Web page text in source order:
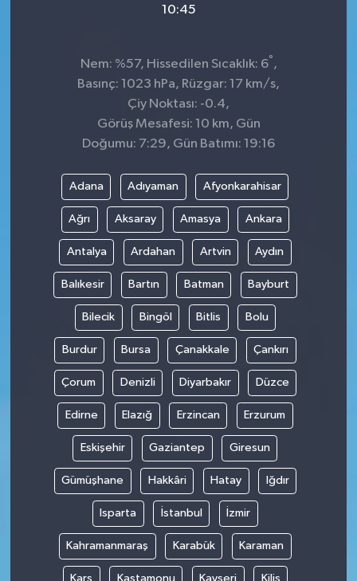
10:45
Nem: %57, Hissedilen Sıcaklık: 6° ,
Basınç: 1023 hPa, Rüzgar: 17 km/s,
Çiy Noktası: -0.4,
Görüş Mesafesi: 10 km, Gün
Doğumu: 7:29, Gün Batımı: 19:16
Adana Adıyaman Afyonkarahisar
Ağrı Aksaray Amasya Ankara
Antalya Ardahan Artvin Aydın
Balıkesir Bartın Batman Bayburt
Bilecik Bingöl Bitlis Bolu
Burdur Bursa Çanakkale Çankırı
Çorum Denizli Diyarbakır Düzce
Edirne Elazığ Erzincan Erzurum
Eskişehir Gaziantep Giresun
Gümüşhane Hakkâri Hatay Iğdır
Isparta İstanbul İzmir
Kahramanmaraş Karabük Karaman
Kars Kastamonu Kayseri Kilis